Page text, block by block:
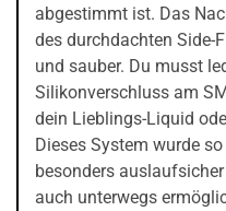
abgestimmt ist. Das
des durchdachten Side-
und sauber. Du musst
Silikonverschluss am
dein Lieblings-Liquid
Dieses System wurde
besonders
auch unterwegs